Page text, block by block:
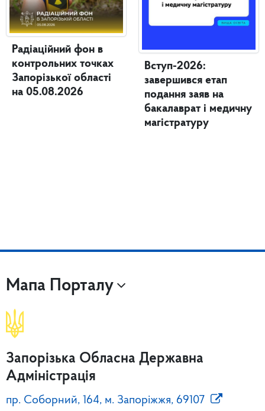
Радіаційний фон в
контрольних точках
Запорізької області
на 05.08.2026
Вступ-2026:
завершився етап
подання заяв на
бакалаврат і медичну
магістратуру
Мапа Порталу
Запорізька Обласна Державна
Адміністрація
пр. Соборний, 164, м. Запоріжжя, 69107